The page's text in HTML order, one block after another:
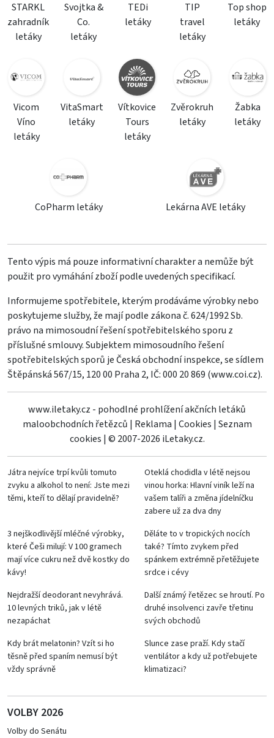
STARKL
zahradník
letáky
Svojtka &
Co.
letáky
TEDi
letáky
TIP
travel
letáky
Top shop
letáky
Vicom
Víno
letáky
VitaSmart
letáky
Vítkovice
Tours
letáky
Zvěrokruh
letáky
Žabka
letáky
CoPharm letáky Lekárna AVE letáky
Tento výpis má pouze informativní charakter a nemůže být
použit pro vymáhání zboží podle uvedených specifikací.
Informujeme spotřebitele, kterým prodáváme výrobky nebo
poskytujeme služby, že mají podle zákona č. 624/1992 Sb.
právo na mimosoudní řešení spotřebitelského sporu z
příslušné smlouvy. Subjektem mimosoudního řešení
spotřebitelských sporů je Česká obchodní inspekce, se sídlem
Štěpánská 567/15, 120 00 Praha 2, IČ: 000 20 869 (www.coi.cz).
www.iletaky.cz - pohodlné prohlížení akčních letáků
maloobchodních řetězců | Reklama | Cookies | Seznam
cookies | © 2007-2026 iLetaky.cz.
Játra nejvíce trpí kvůli tomuto
zvyku a alkohol to není: Jste mezi
těmi, kteří to dělají pravidelně?
Oteklá chodidla v létě nejsou
vinou horka: Hlavní viník leží na
vašem talíři a změna jídelníčku
zabere už za dva dny
3 nejškodlivější mléčné výrobky,
které Češi milují: V 100 gramech
mají více cukru než dvě kostky do
kávy!
Děláte to v tropických nocích
také? Tímto zvykem před
spánkem extrémně přetěžujete
srdce i cévy
Nejdražší deodorant nevyhrává.
10 levných triků, jak v létě
nezapáchat
Další známý řetězec se hroutí. Po
druhé insolvenci zavře třetinu
svých obchodů
Kdy brát melatonin? Vzít si ho
těsně před spaním nemusí být
vždy správně
Slunce zase praží. Kdy stačí
ventilátor a kdy už potřebujete
klimatizaci?
VOLBY 2026
Volby do Senátu